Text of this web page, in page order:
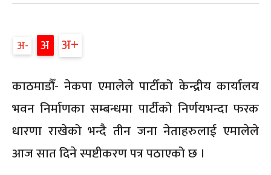
अ अ अ
काठमाडौँ- नेकपा एमालेले पार्टीको केन्द्रीय कार्यालय
भवन निर्माणका सम्बन्धमा पार्टीको निर्णयभन्दा फरक
धारणा राखेको भन्दै तीन जना नेताहरुलाई एमालेले
आज सात दिने स्पष्टीकरण पत्र पठाएको छ ।